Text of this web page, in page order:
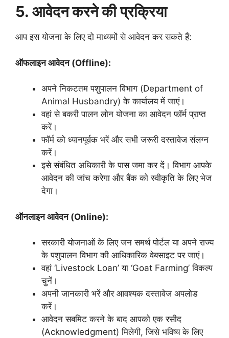
5. आवेदन करने की प्रक्रिया
आप इस योजना के लिए दो माध्यमों से आवेदन कर सकते हैं:
ऑफलाइन आवेदन (Offline):
अपने निकटतम पशुपालन विभाग (Department of
Animal Husbandry) के कार्यालय में जाएं।
वहां से बकरी पालन लोन योजना का आवेदन फॉर्म प्राप्त
करें।
फॉर्म को ध्यानपूर्वक भरें और सभी जरूरी दस्तावेज संलग्न
करें।
इसे संबंधित अधिकारी के पास जमा कर दें। विभाग आपके
आवेदन की जांच करेगा और बैंक को स्वीकृति के लिए भेज
देगा।
ऑनलाइन आवेदन (Online):
सरकारी योजनाओं के लिए जन समर्थ पोर्टल या अपने राज्य
के पशुपालन विभाग की आधिकारिक वेबसाइट पर जाएं।
वहां ‘Livestock Loan’ या ‘Goat Farming’ विकल्प
चुनें।
अपनी जानकारी भरें और आवश्यक दस्तावेज अपलोड
करें।
आवेदन सबमिट करने के बाद आपको एक रसीद
(Acknowledgment) मिलेगी, जिसे भविष्य के लिए